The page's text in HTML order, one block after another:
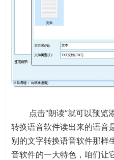
点击“朗读”就可以预览
转换语音软件读出来的语音
别的文字转换语音软件那样
音软件的一大特色，咱们让